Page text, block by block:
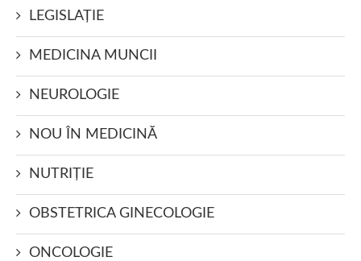
LEGISLAŢIE
MEDICINA MUNCII
NEUROLOGIE
NOU ÎN MEDICINĂ
NUTRIŢIE
OBSTETRICA GINECOLOGIE
ONCOLOGIE